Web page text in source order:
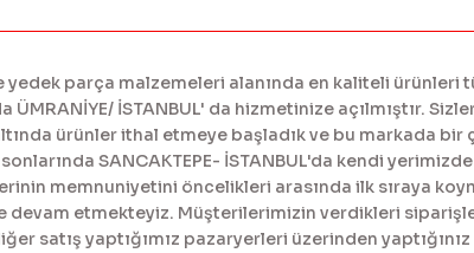
parça malzemeleri alanında en kaliteli ürünleri
ÜMRANİYE/ İSTANBUL' da hizmetinize açılmıştır.
ürünler ithal etmeye başladık ve bu markada
SANCAKTEPE- İSTANBUL'da kendi
memnuniyetini öncelikleri arasında ilk sıraya
devam etmekteyiz. Müşterilerimizin verdikleri
satış yaptığımız pazaryerleri üzerinden